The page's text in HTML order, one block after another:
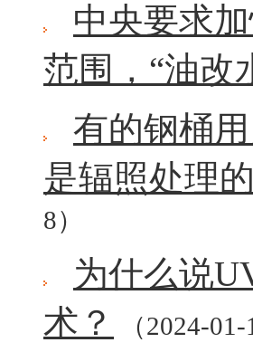
中央要求
范围，“油改
有的钢桶
是辐照处理
8）
为什么说
术？
（2024-